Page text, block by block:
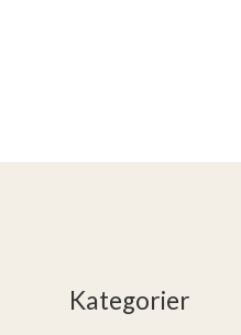
Kategorier